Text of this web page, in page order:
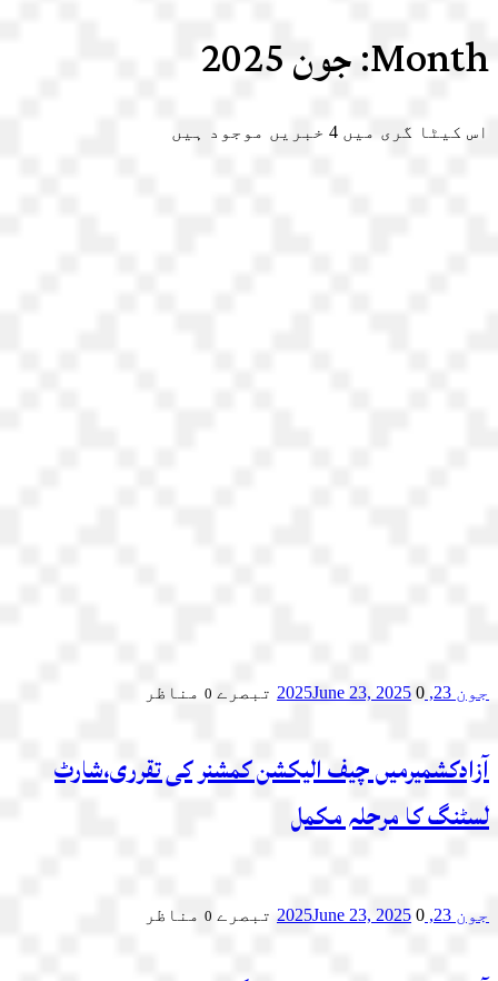
Month: جون 2025
اس کیٹا گری میں 4 خبریں موجود ہیں
جون 23, 2025 June 23, 2025 0 تبصرے 0 مناظر
آزادکشمیرمیں چیف الیکشن کمشنر کی تقرری،شارٹ
لسٹنگ کا مرحلہ مکمل
جون 23, 2025 June 23, 2025 0 تبصرے 0 مناظر